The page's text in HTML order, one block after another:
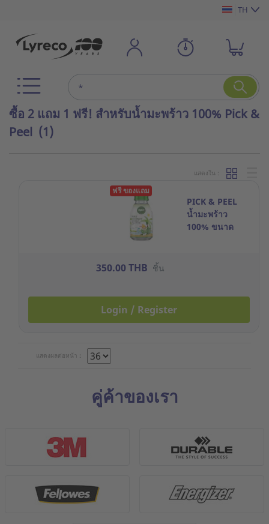
TH
ซื้อ 2 แถม 1 ฟรี! สำหรับน้ำมะพร้าว 100% Pick &
Peel (1)
แสดงใน :
ฟรี ของแถม
PICK & PEEL
น้ำมะพร้าว
100% ขนาด
350.00 THB ชิ้น
Login / Register
แสดงผลต่อหน้า :
คู่ค้าของเรา